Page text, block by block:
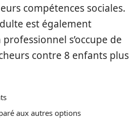
compétences sociales.
est également
s’occupe de
contre 8 enfants plus
aux autres options